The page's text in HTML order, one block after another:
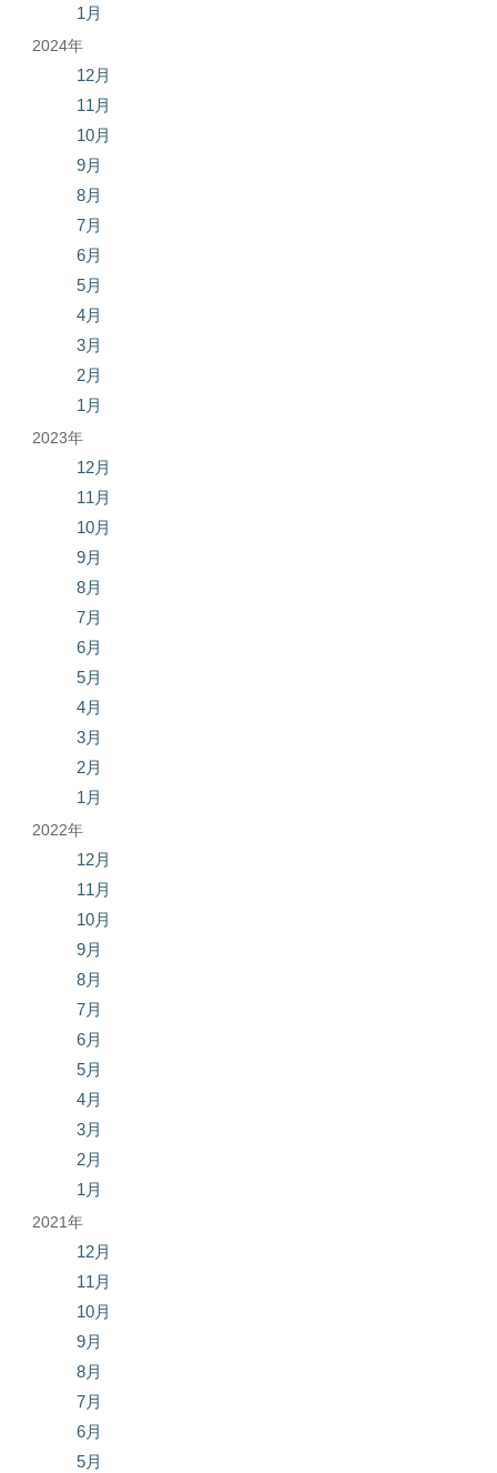
1月
2024年
12月
11月
10月
9月
8月
7月
6月
5月
4月
3月
2月
1月
2023年
12月
11月
10月
9月
8月
7月
6月
5月
4月
3月
2月
1月
2022年
12月
11月
10月
9月
8月
7月
6月
5月
4月
3月
2月
1月
2021年
12月
11月
10月
9月
8月
7月
6月
5月